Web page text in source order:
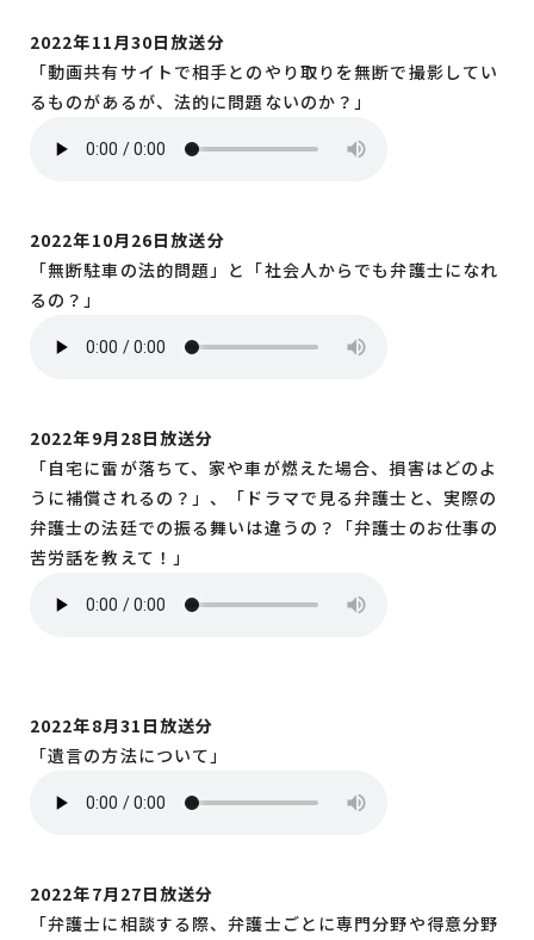
2022年11月30日放送分
「動画共有サイトで相手とのやり取りを無断で撮影してい
るものがあるが、法的に問題ないのか？」
2022年10月26日放送分
「無断駐車の法的問題」と「社会人からでも弁護士になれ
るの？」
2022年9月28日放送分
「自宅に雷が落ちて、家や車が燃えた場合、損害はどのよ
うに補償されるの？」、「ドラマで見る弁護士と、実際の
弁護士の法廷での振る舞いは違うの？「弁護士のお仕事の
苦労話を教えて！」
2022年8月31日放送分
「遺言の方法について」
2022年7月27日放送分
「弁護士に相談する際、弁護士ごとに専門分野や得意分野